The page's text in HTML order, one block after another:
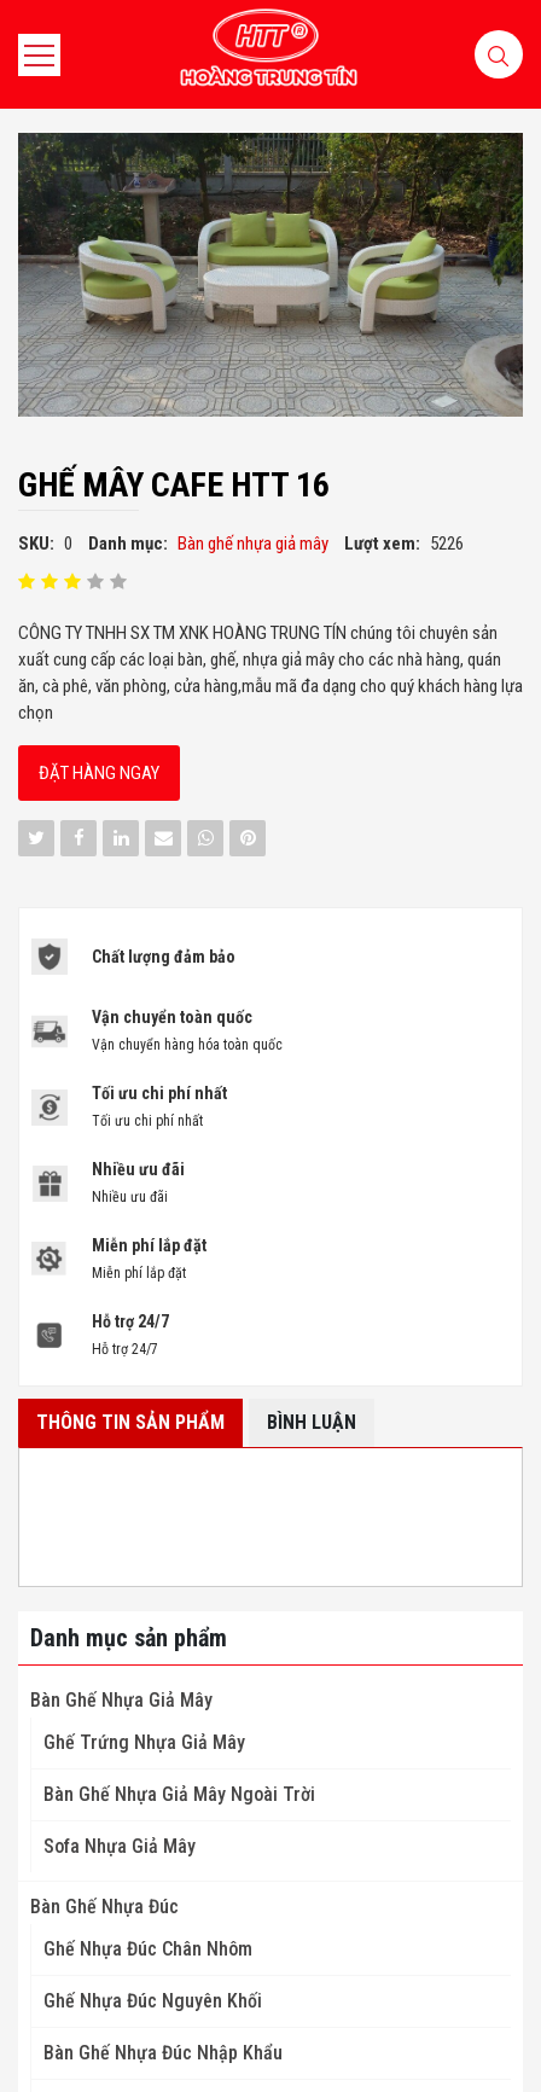
GHẾ MÂY CAFE HTT 16
SKU: 0 Danh mục: Bàn ghế nhựa giả mây Lượt xem: 5226
CÔNG TY TNHH SX TM XNK HOÀNG TRUNG TÍN chúng tôi chuyên sản
xuất cung cấp các loại bàn, ghế, nhựa giả mây cho các nhà hàng, quán
ăn, cà phê, văn phòng, cửa hàng,mẫu mã đa dạng cho quý khách hàng lựa
chọn
ĐẶT HÀNG NGAY
Chất lượng đảm bảo
Vận chuyển toàn quốc
Vận chuyển hàng hóa toàn quốc
Tối ưu chi phí nhất
Tối ưu chi phí nhất
Nhiều ưu đãi
Nhiều ưu đãi
Miễn phí lắp đặt
Miễn phí lắp đặt
Hỗ trợ 24/7
Hỗ trợ 24/7
THÔNG TIN SẢN PHẨM BÌNH LUẬN
Danh mục sản phẩm
Bàn Ghế Nhựa Giả Mây
Ghế Trứng Nhựa Giả Mây
Bàn Ghế Nhựa Giả Mây Ngoài Trời
Sofa Nhựa Giả Mây
Bàn Ghế Nhựa Đúc
Ghế Nhựa Đúc Chân Nhôm
Ghế Nhựa Đúc Nguyên Khối
Bàn Ghế Nhựa Đúc Nhập Khẩu